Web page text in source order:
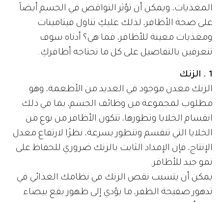
المغذيات، ويمكن أن تؤثر النواقص في الجسم أيضاً
على صحة الأظافر، لذلك عليكِ تناول فيتامينات
ومغذيات معينة للأظافر، فما هي؟ أدناه سوف
تتعرفين بالتفاصيل على كل ما تحتاجه أظافركِ.
1 . الزنك
الزنك معدن موجود في العديد من الأطعمة، وهو
مطلوب لمجموعة من وظائف الجسم، بما في ذلك
انقسام الخلايا وتطورها، تتكون الأظافر من نوع من
الخلايا التي تنقسم وتتطور بسرعة، نظرًا لارتفاع معدل
الإنتاج، فإن الإمداد الثابت بالزنك ضروري للحفاظ على
نمو جيد للأظافر.
يمكن أن يتسبب نقص الزنك في نظامك الغذائي في
تدهور صفيحة الظفر، ما يؤدي إلى ظهور بقع بيضاء